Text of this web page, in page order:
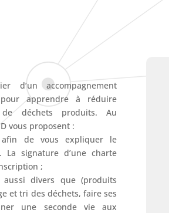
d’un accompagnement
apprendre à réduire
déchets produits. Au
vous proposent :
de vous expliquer le
signature d’une charte
;
divers que (produits
et tri des déchets, faire ses
une seconde vie aux